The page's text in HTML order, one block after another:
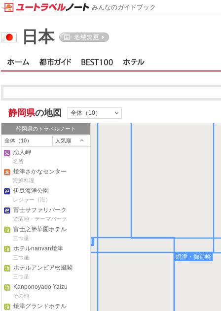
日本
静岡県の地図 全体（10）
静岡県のトラベルノート
全体（10）
人気順
恋人岬
名所
焼津さかなセンター
海鮮料理
伊豆海洋公園
レジャー（海）
富士サファリパーク
遊園地・テーマパーク
富士之堡華園ホテル
三つ星
ホテルnanvan焼津
三つ星
ホテルアンビア松風閣
三つ星
Kanponoyado Yaizu
その他
焼津グランドホテル
焼津・御前崎
みんなのガイドブック